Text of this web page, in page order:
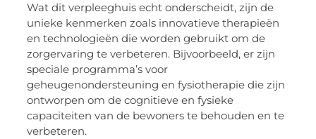
Wat dit verpleeghuis echt onderscheidt, zijn de
unieke kenmerken zoals innovatieve therapieën
en technologieën die worden gebruikt om de
zorgervaring te verbeteren. Bijvoorbeeld, er zijn
speciale programma’s voor
geheugenondersteuning en fysiotherapie die zijn
ontworpen om de cognitieve en fysieke
capaciteiten van de bewoners te behouden en te
verbeteren.